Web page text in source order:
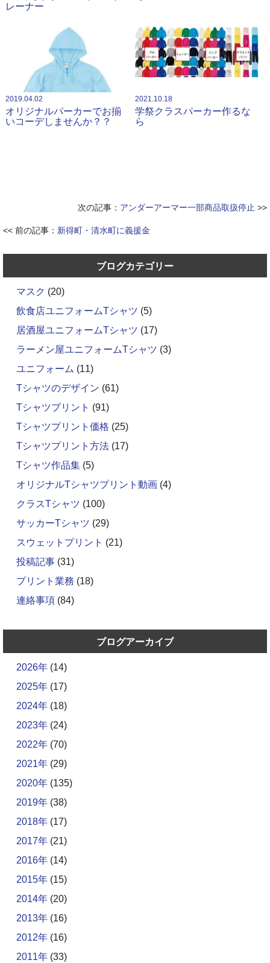
レーナー
2019.04.02
オリジナルパーカーでお揃
いコーデしませんか？？
2021.10.18
学祭クラスパーカー作るな
ら
次の記事： アンダーアーマー一部商品取扱停止 >>
<< 前の記事： 新得町・清水町に義援金
ブログカテゴリー
マスク (20)
飲食店ユニフォームTシャツ (5)
居酒屋ユニフォームTシャツ (17)
ラーメン屋ユニフォームTシャツ (3)
ユニフォーム (11)
Tシャツのデザイン (61)
Tシャツプリント (91)
Tシャツプリント価格 (25)
Tシャツプリント方法 (17)
Tシャツ作品集 (5)
オリジナルTシャツプリント動画 (4)
クラスTシャツ (100)
サッカーTシャツ (29)
スウェットプリント (21)
投稿記事 (31)
プリント業務 (18)
連絡事項 (84)
ブログアーカイブ
2026年 (14)
2025年 (17)
2024年 (18)
2023年 (24)
2022年 (70)
2021年 (29)
2020年 (135)
2019年 (38)
2018年 (17)
2017年 (21)
2016年 (14)
2015年 (15)
2014年 (20)
2013年 (16)
2012年 (16)
2011年 (33)